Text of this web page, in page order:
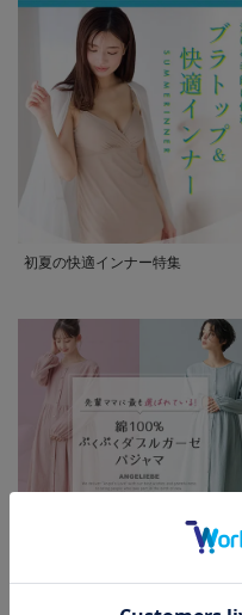
初夏の快適インナー特集
先輩ママに最も選ばれている!ぷく
お気に入